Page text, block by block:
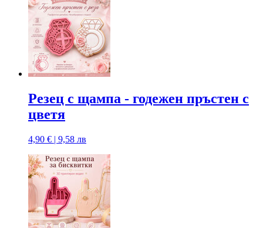
Резец с щампa - годежен пръстен с
цветя
4,90 € | 9,58 лв